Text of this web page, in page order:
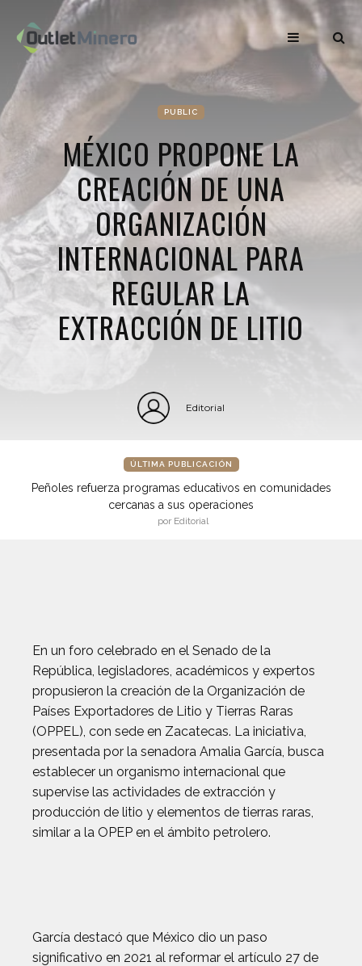
PUBLIC
MÉXICO PROPONE LA
CREACIÓN DE UNA
ORGANIZACIÓN
INTERNACIONAL PARA
REGULAR LA
EXTRACCIÓN DE LITIO
Editorial
ÚLTIMA PUBLICACIÓN
Peñoles refuerza programas educativos en comunidades
cercanas a sus operaciones
por Editorial
En un foro celebrado en el Senado de la
República, legisladores, académicos y expertos
propusieron la creación de la Organización de
Países Exportadores de Litio y Tierras Raras
(OPPEL), con sede en Zacatecas. La iniciativa,
presentada por la senadora Amalia García, busca
establecer un organismo internacional que
supervise las actividades de extracción y
producción de litio y elementos de tierras raras,
similar a la OPEP en el ámbito petrolero.
García destacó que México dio un paso
significativo en 2021 al reformar el artículo 27 de